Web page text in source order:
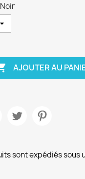
AJOUTER AU
sont expédiés sous